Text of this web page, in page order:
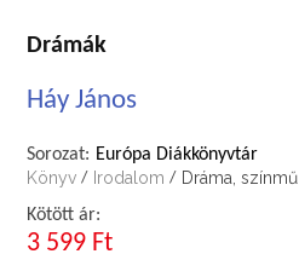
Drámák
Háy János
Sorozat: Európa Diákkönyvtár
Könyv / Irodalom / Dráma, színmű
Kötött ár:
3 599 Ft